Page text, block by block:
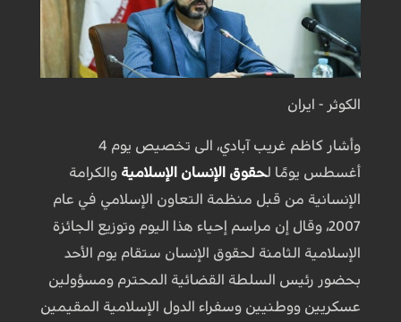
الكوثر - ايران
وأشار كاظم غريب آبادي، الى تخصيص يوم 4
أغسطس يومًا لحقوق الإنسان الإسلامية والكرامة
الإنسانية من قبل منظمة التعاون الإسلامي في عام
2007، وقال إن مراسم إحياء هذا اليوم وتوزيع الجائزة
الإسلامية الثامنة لحقوق الإنسان ستقام يوم الأحد
بحضور رئيس السلطة القضائية المحترم ومسؤولين
عسكريين ووطنيين وسفراء الدول الإسلامية المقيمين